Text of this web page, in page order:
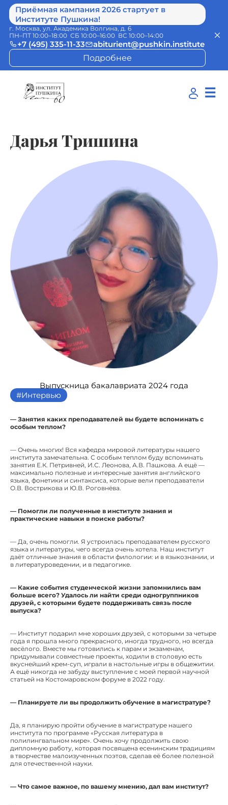
Приёмная кампания 2026 стартует в
Институте Пушкина!
г. Москва, ул. Академика Волгина, д. 6
ПН–ПТ 10:00–18:00 СБ 10:00–16:00 ВС 10:00–14:00
+7 (495) 335-11-33
abiturient@pushkin.institute
Подробнее
☰
Дарья Тришина
Выпускница бакалавриата 2024 года
#Интервью
— Занятия каких преподавателей вы будете вспоминать с
особым теплом?
— Очень многих! Вся кафедра мировой литературы нашего
института замечательна. С особым теплом буду вспоминать
занятия Е.К. Петривней, И.С. Леонова, А.В. Пашкова. А ещё —
максимально полезные и интересные занятия английского
языка, фонетики и синтаксиса, которые вели преподаватели
О.В. Вострикова и Ю.В. Роговнёва.
— Помогли ли полученные в институте знания и
практические навыки в поиске работы?
— Да, очень помогли. Я устроилась преподавателем русского
языка и литературы, чего всегда очень хотела. Наш институт
даёт отличные знания в области филологии: и в языкознании, и
в литературоведении, и в педагогике.
— Какие события студенческой жизни запомнились вам
больше всего? Удалось ли найти среди одногруппников
друзей, с которыми будете поддерживать связь после
выпуска?
— Институт подарил мне хороших друзей, с которыми за четыре
года я прошла много прекрасного, иногда трудного, но всегда
весёлого. Вместе мы готовились к парам и экзаменам,
придумывали совместные проекты, ходили в столовую есть
вкуснейший крем-суп, играли в настольные игры в общежитии.
А ещё никогда не забуду выступление с моей первой научной
статьей на Костомаровском форуме в 2022 году.
— Планируете ли вы продолжить обучение в магистратуре?
Да, я планирую пройти обучение в магистратуре нашего
института по программе «Русская литература в
полилингвальном мире». Очень хочу продолжить свою
дипломную работу, которая посвящена есенинским традициям
в творчестве малоизученных поэтов, сделав её более полезной
для отечественной науки.
— Что самое важное, по вашему мнению, дал вам институт?